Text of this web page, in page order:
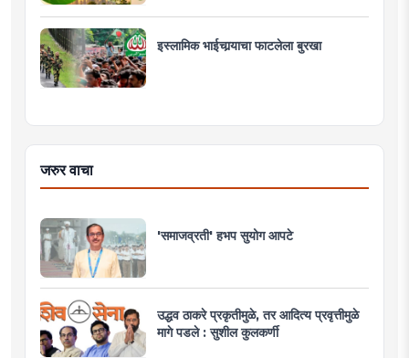
इस्लामिक भाईचार्‍याचा फाटलेला बुरखा
जरुर वाचा
'समाजव्रती' हभप सुयोग आपटे
उद्धव ठाकरे प्रकृतीमुळे, तर आदित्य प्रवृत्तीमुळे
मागे पडले : सुशील कुलकर्णी